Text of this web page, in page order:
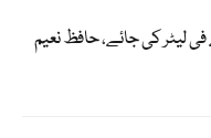
قیمت 228 روپے فی لیٹر کی جائے، حافظ نعیم